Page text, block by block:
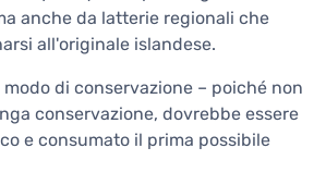
anche da latterie regionali che
all'originale islandese.
modo di conservazione – poiché non
conservazione, dovrebbe essere
e consumato il prima possibile